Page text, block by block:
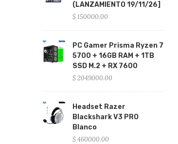
(LANZAMIENTO 19/11/26]
$ 150000.00
PC Gamer Prisma Ryzen 7
5700 + 16GB RAM + 1TB
SSD M.2 + RX 7600
$ 2049000.00
Headset Razer
Blackshark V3 PRO
Blanco
$ 460000.00